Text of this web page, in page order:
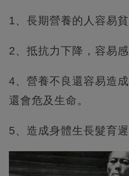
1、長期營養的人容易
2、抵抗力下降，容易
4、營養不良還容易造
還會危及生命。
5、造成身體生長髮育